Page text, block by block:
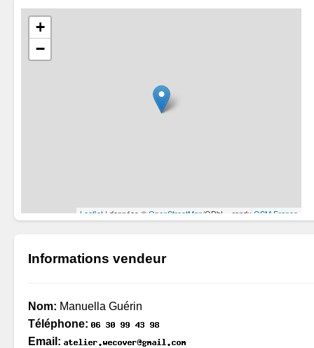
Informations vendeur
Nom: Manuella Guérin
Téléphone:
Email: